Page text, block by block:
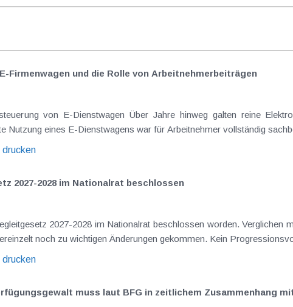
Firmenwagen und die Rolle von Arbeitnehmer​­beiträgen
galten reine Elektrofahrzeuge als steuerlicher Goldstandard bei
Nutzung eines E-Dienstwagens war für Arbeitnehmer vollständig
drucken
2027-2028 im Nationalrat beschlossen
2027-2028 im Nationalrat beschlossen worden. Verglichen
aus dem Juli 2026 ) ist es dabei vereinzelt noch zu
drucken
muss laut BFG in zeitlichem Zusammenhang